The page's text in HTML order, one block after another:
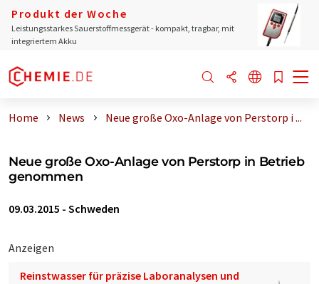
Produkt der Woche
Leistungsstarkes Sauerstoffmessgerät - kompakt, tragbar, mit
integriertem Akku
Home News Neue große Oxo-Anlage von Perstorp i ...
Neue große Oxo-Anlage von Perstorp in Betrieb
genommen
09.03.2015 - Schweden
Anzeigen
Reinstwasser für präzise Laboranalysen und